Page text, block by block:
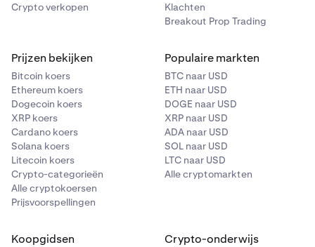
Crypto verkopen
Klachten
Breakout Prop Trading
Prijzen bekijken
Bitcoin koers
Ethereum koers
Dogecoin koers
XRP koers
Cardano koers
Solana koers
Litecoin koers
Crypto-categorieën
Alle cryptokoersen
Prijsvoorspellingen
Populaire markten
BTC naar USD
ETH naar USD
DOGE naar USD
XRP naar USD
ADA naar USD
SOL naar USD
LTC naar USD
Alle cryptomarkten
Koopgidsen Crypto-onderwijs